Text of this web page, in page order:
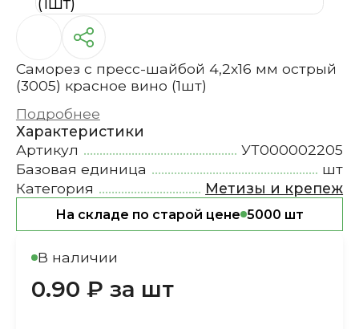
Саморез с пресс-шайбой 4,2х16 мм острый
(3005) красное вино (1шт)
Подробнее
Характеристики
Артикул
УТ000002205
Базовая единица
шт
Категория
Метизы и крепеж
На складе по старой цене 5000 шт
В наличии
0.90 ₽ за шт